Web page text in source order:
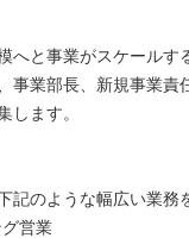
へと事業がスケール
事業部長、新規事業
します。
記のような幅広い業務
営業